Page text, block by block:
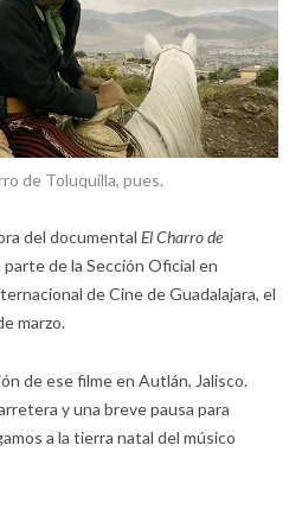
de Toluquilla, pues.
del documental El Charro de
de la Sección Oficial en
de Cine de Guadalajara, el
marzo.
de ese filme en Autlán, Jalisco.
y una breve pausa para
a la tierra natal del músico